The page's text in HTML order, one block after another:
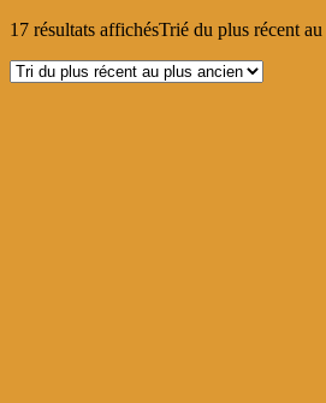
17 résultats affichésTrié du plus récent